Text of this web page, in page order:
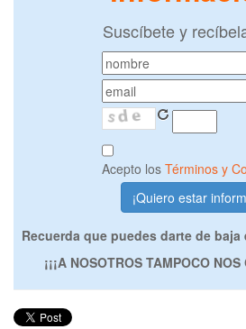
Suscíbete y
Acepto los Términos y
Recuerda que puedes darte de
¡¡¡A NOSOTROS TAMPOCO